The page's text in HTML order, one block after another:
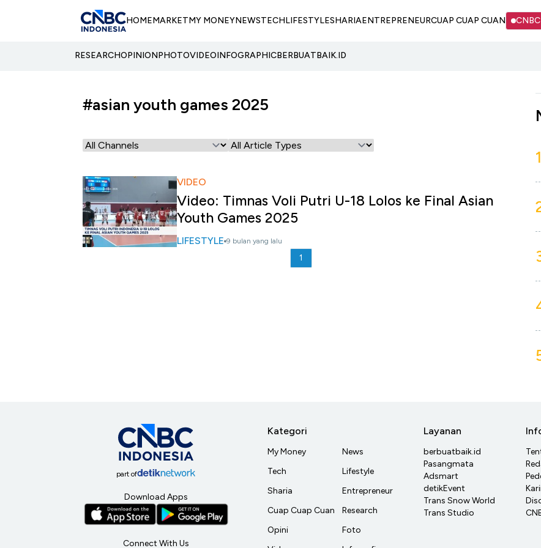
HOMEMARKETMY MONEYNEWSTECHLIFESTYLESHARIAENTREPRENEURCUAP CUAP CUAN
RESEARCHOPINIONPHOTOVIDEOINFOGRAPHICBERBUATBAIK.ID
#asian youth games 2025
VIDEO
Video: Timnas Voli Putri U-18 Lolos ke Final Asian
Youth Games 2025
LIFESTYLE 9 bulan yang lalu
1
part of
Download Apps
Connect With Us
Kategori
My Money
Tech
Sharia
Cuap Cuap Cuan
Opini
News
Lifestyle
Entrepreneur
Research
Foto
Layanan
berbuatbaik.id
Pasangmata
Adsmart
detikEvent
Trans Snow World
Trans Studio